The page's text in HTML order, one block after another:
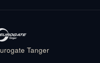
Tanger